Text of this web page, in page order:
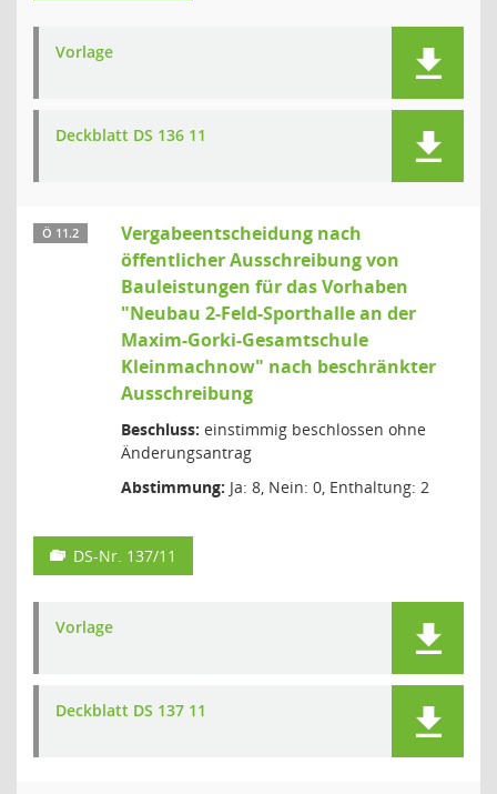
Vorlage
Deckblatt DS 136 11
Ö 11.2
Vergabeentscheidung nach
öffentlicher Ausschreibung von
Bauleistungen für das Vorhaben
"Neubau 2-Feld-Sporthalle an der
Maxim-Gorki-Gesamtschule
Kleinmachnow" nach beschränkter
Ausschreibung
Beschluss: einstimmig beschlossen ohne
Änderungsantrag
Abstimmung: Ja: 8, Nein: 0, Enthaltung: 2
DS-Nr. 137/11
Vorlage
Deckblatt DS 137 11